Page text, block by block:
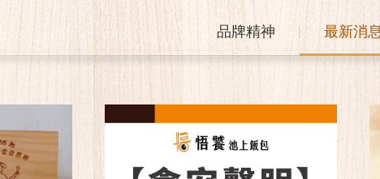
品牌精神 最新消息